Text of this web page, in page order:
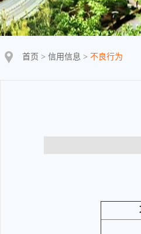
首页 > 信用信息 > 不良行为